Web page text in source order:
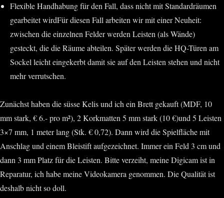
Flexible Handhabung für den Fall, dass nicht mit Standardräumen
gearbeitet wirdFür diesen Fall arbeiten wir mit einer Neuheit:
zwischen die einzelnen Felder werden Leisten (als Wände)
gesteckt, die die Räume abteilen. Später werden die HQ-Türen am
Sockel leicht eingekerbt damit sie auf den Leisten stehen und nicht
mehr verrutschen.
Zunächst haben die süsse Kelis und ich ein Brett gekauft (MDF, 10
mm stark, € 6.- pro m²), 2 Korkmatten 5 mm stark (10 €)und 5 Leisten
3×7 mm, 1 meter lang (Stk. € 0,72). Dann wird die Spielfläche mit
Anschlag und einem Bleistift aufgezeichnet. Immer ein Feld 3 cm und
dann 3 mm Platz für die Leisten. Bitte verzeiht, meine Digicam ist in
Reparatur, ich habe meine Videokamera genommen. Die Qualität ist
deshalb nicht so doll.